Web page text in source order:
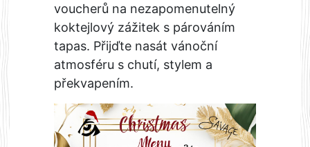
voucherů na nezapomenutelný
koktejlový zážitek s párováním
tapas. Přijďte nasát vánoční
atmosféru s chutí, stylem a
překvapením.